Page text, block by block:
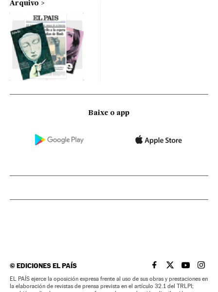
Arquivo
Baixe o app
©EDICIONES EL PAÍS EL PAÍS BRASIL EN
EL PAÍSEL PAÍS
EL
EL PAÍS ejerce la oposición expresa frente al uso de sus obras y prestaciones en
la elaboración de revistas de prensa prevista en el artículo 32.1 del TRLPI;